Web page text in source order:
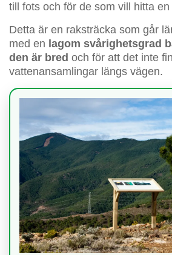
till fots och för de som vill hitta
Detta är en raksträcka som går
med en lagom svårighetsgrad
den är bred och för att det inte
vattenansamlingar längs vägen.